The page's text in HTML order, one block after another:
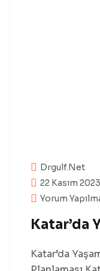
Drgulf.net
22 Kasım 2023
Yorum
Katar’da
Katar’da